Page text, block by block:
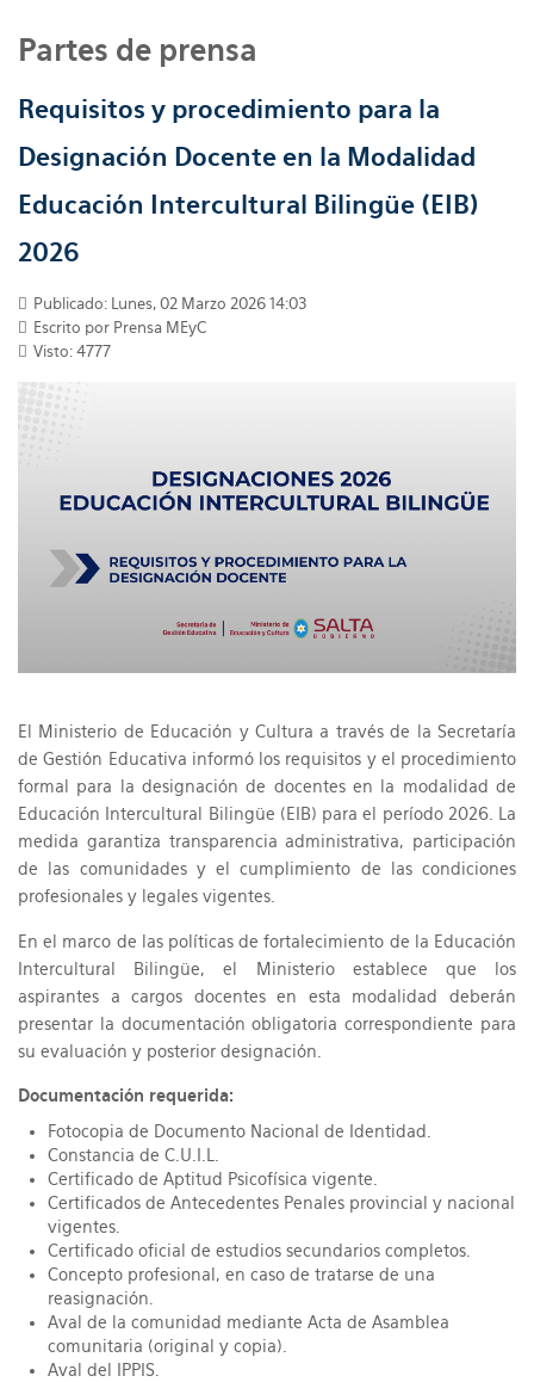
Partes de prensa
Requisitos y procedimiento para la
Designación Docente en la Modalidad
Educación Intercultural Bilingüe (EIB)
2026
Publicado: Lunes, 02 Marzo 2026 14:03
Escrito por Prensa MEyC
Visto: 4777
El Ministerio de Educación y Cultura a través de la Secretaría
de Gestión Educativa informó los requisitos y el procedimiento
formal para la designación de docentes en la modalidad de
Educación Intercultural Bilingüe (EIB) para el período 2026. La
medida garantiza transparencia administrativa, participación
de las comunidades y el cumplimiento de las condiciones
profesionales y legales vigentes.
En el marco de las políticas de fortalecimiento de la Educación
Intercultural Bilingüe, el Ministerio establece que los
aspirantes a cargos docentes en esta modalidad deberán
presentar la documentación obligatoria correspondiente para
su evaluación y posterior designación.
Documentación requerida:
Fotocopia de Documento Nacional de Identidad.
Constancia de C.U.I.L.
Certificado de Aptitud Psicofísica vigente.
Certificados de Antecedentes Penales provincial y nacional
vigentes.
Certificado oficial de estudios secundarios completos.
Concepto profesional, en caso de tratarse de una
reasignación.
Aval de la comunidad mediante Acta de Asamblea
comunitaria (original y copia).
Aval del IPPIS.